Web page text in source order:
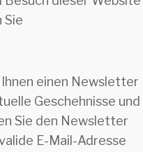
Sie
einen Newsletter
Geschehnisse und
Sie den Newsletter
E-Mail-Adresse